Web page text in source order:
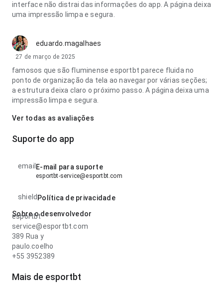
interface não distrai das informações do app. A página deixa
uma impressão limpa e segura.
eduardo.magalhaes
27 de março de 2025
famosos que são fluminense esportbt parece fluida no
ponto de organização da tela ao navegar por várias seções;
a estrutura deixa claro o próximo passo. A página deixa uma
impressão limpa e segura.
Ver todas as avaliações
Suporte do app
email E-mail para suporte
esportbt-service@esportbt.com
shield Política de privacidade
Sobre o desenvolvedor
esportbt
service@esportbt.com
389 Rua y
paulo.coelho
+55 3952389
Mais de esportbt